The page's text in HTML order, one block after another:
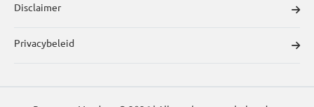
Disclaimer
Privacybeleid